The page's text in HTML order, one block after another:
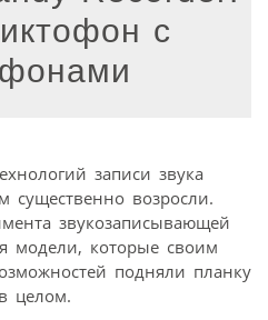
с
записи звука
существенно возросли.
звукозаписывающей
модели, которые своим
подняли планку
целом.